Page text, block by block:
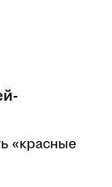
«красные